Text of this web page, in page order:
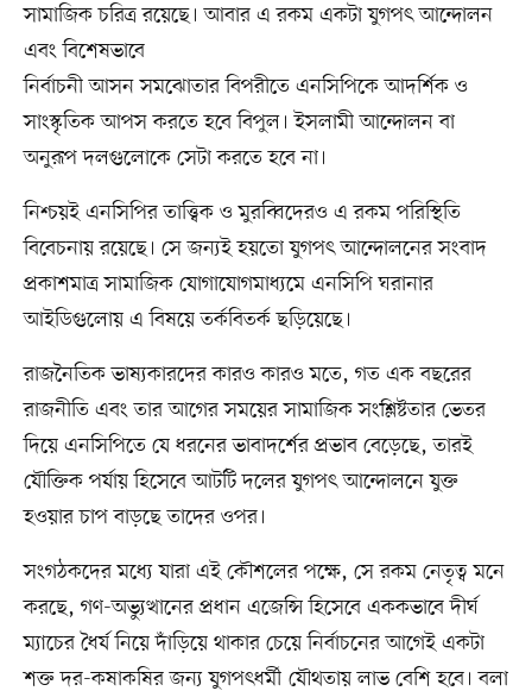
সামাজিক চরিত্র রয়েছে। আবার এ রকম একটা যুগপৎ আন্দোলন
এবং বিশেষভাবে
নির্বাচনী আসন সমঝোতার বিপরীতে এনসিপিকে আদর্শিক ও
সাংস্কৃতিক আপস করতে হবে বিপুল। ইসলামী আন্দোলন বা
অনুরূপ দলগুলোকে সেটা করতে হবে না।
নিশ্চয়ই এনসিপির তাত্ত্বিক ও মুরব্বিদেরও এ রকম পরিস্থিতি
বিবেচনায় রয়েছে। সে জন্যই হয়তো যুগপৎ আন্দোলনের সংবাদ
প্রকাশমাত্র সামাজিক যোগাযোগমাধ্যমে এনসিপি ঘরানার
আইডিগুলোয় এ বিষয়ে তর্কবিতর্ক ছড়িয়েছে।
রাজনৈতিক ভাষ্যকারদের কারও কারও মতে, গত এক বছরের
রাজনীতি এবং তার আগের সময়ের সামাজিক সংশ্লিষ্টতার ভেতর
দিয়ে এনসিপিতে যে ধরনের ভাবাদর্শের প্রভাব বেড়েছে, তারই
যৌক্তিক পর্যায় হিসেবে আটটি দলের যুগপৎ আন্দোলনে যুক্ত
হওয়ার চাপ বাড়ছে তাদের ওপর।
সংগঠকদের মধ্যে যারা এই কৌশলের পক্ষে, সে রকম নেতৃত্ব মনে
করছে, গণ-অভ্যুত্থানের প্রধান এজেন্সি হিসেবে এককভাবে দীর্ঘ
ম্যাচের ধৈর্য নিয়ে দাঁড়িয়ে থাকার চেয়ে নির্বাচনের আগেই একটা
শক্ত দর-কষাকষির জন্য যুগপৎধর্মী যৌথতায় লাভ বেশি হবে। বলা